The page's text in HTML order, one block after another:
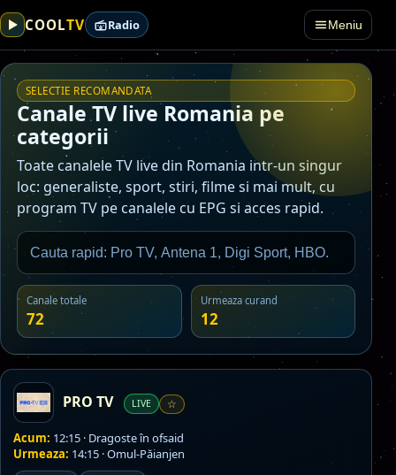
COOLTV Radio Meniu
SELECTIE RECOMANDATA
Canale TV live Romania pe
categorii
Toate canalele TV live din Romania intr-un singur
loc: generaliste, sport, stiri, filme si mai mult, cu
program TV pe canalele cu EPG si acces rapid.
Canale totale
72
Urmeaza curand
12
PRO TV LIVE ☆
Acum: 12:15 · Dragoste în ofsaid
Urmeaza: 14:15 · Omul-Păianjen